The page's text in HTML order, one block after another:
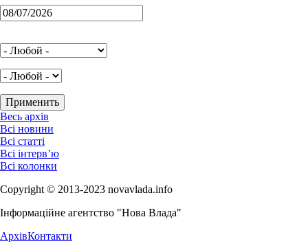
Весь архів
Всі новини
Всі статті
Всі інтерв’ю
Всі колонки
Copyright © 2013-2023 novavlada.info
Інформаційне агентство "Нова Влада"
АрхівКонтакти